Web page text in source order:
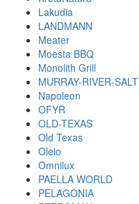
Lakudia
LANDMANN
Meater
Moesta BBQ
Monolith Grill
MURRAY-RIVER-SALT
Napoleon
OFYR
OLD-TEXAS
Old Texas
Oleio
Omnilux
PAELLA WORLD
PELAGONIA